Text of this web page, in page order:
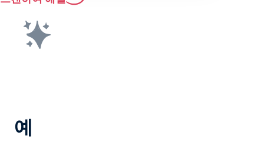
예